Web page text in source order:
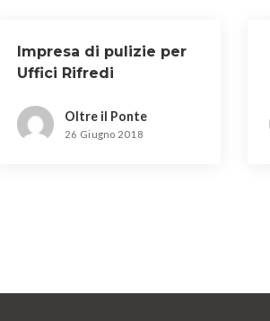
Impresa di pulizie per
Uffici Rifredi
Oltre il Ponte
26 Giugno 2018